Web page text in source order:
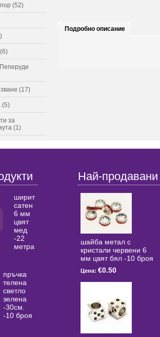
(52)
(17)
(5)
за
(1)
Подробно описание
ширит
сатен
6 мм
цвят
мед
-22
метра
пръчка
телена
светлo
зелена
-30см.
-10 броя
Най-продавани
шайба метал с
кристали червени 6
мм цвят бял -10 броя
Цена: €0.50